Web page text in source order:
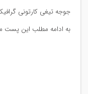
جوجه تیغی کارتونی
به ادامه مطلب این پست